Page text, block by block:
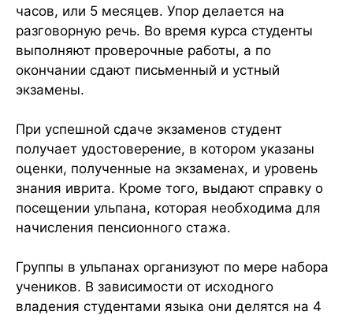
часов, или 5 месяцев. Упор делается на
разговорную речь. Во время курса студенты
выполняют проверочные работы, а по
окончании сдают письменный и устный
экзамены.
При успешной сдаче экзаменов студент
получает удостоверение, в котором указаны
оценки, полученные на экзаменах, и уровень
знания иврита. Кроме того, выдают справку о
посещении ульпана, которая необходима для
начисления пенсионного стажа.
Группы в ульпанах организуют по мере набора
учеников. В зависимости от исходного
владения студентами языка они делятся на 4